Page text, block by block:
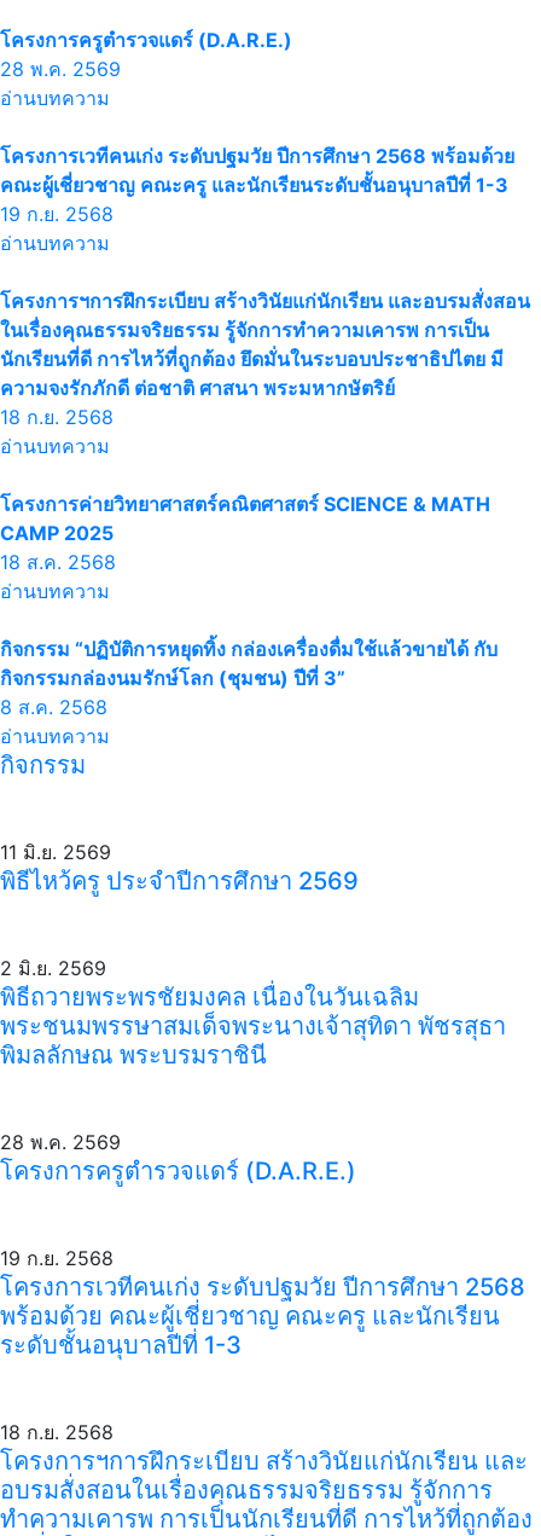
โครงการครูตำรวจแดร์ (D.A.R.E.)
28 พ.ค. 2569
อ่านบทความ
โครงการเวทีคนเก่ง ระดับปฐมวัย ปีการศึกษา 2568 พร้อมด้วย
คณะผู้เชี่ยวชาญ คณะครู และนักเรียนระดับชั้นอนุบาลปีที่ 1-3
19 ก.ย. 2568
อ่านบทความ
โครงการฯการฝึกระเบียบ สร้างวินัยแก่นักเรียน และอบรมสั่งสอน
ในเรื่องคุณธรรมจริยธรรม รู้จักการทำความเคารพ การเป็น
นักเรียนที่ดี การไหว้ที่ถูกต้อง ยึดมั่นในระบอบประชาธิปไตย มี
ความจงรักภักดี ต่อชาติ ศาสนา พระมหากษัตริย์
18 ก.ย. 2568
อ่านบทความ
โครงการค่ายวิทยาศาสตร์คณิตศาสตร์ SCIENCE & MATH
CAMP 2025
18 ส.ค. 2568
อ่านบทความ
กิจกรรม “ปฏิบัติการหยุดทิ้ง กล่องเครื่องดื่มใช้แล้วขายได้ กับ
กิจกรรมกล่องนมรักษ์โลก (ชุมชน) ปีที่ 3”
8 ส.ค. 2568
อ่านบทความ
กิจกรรม
11 มิ.ย. 2569
พิธีไหว้ครู ประจำปีการศึกษา 2569
2 มิ.ย. 2569
พิธีถวายพระพรชัยมงคล เนื่องในวันเฉลิม
พระชนมพรรษาสมเด็จพระนางเจ้าสุทิดา พัชรสุธา
พิมลลักษณ พระบรมราชินี
28 พ.ค. 2569
โครงการครูตำรวจแดร์ (D.A.R.E.)
19 ก.ย. 2568
โครงการเวทีคนเก่ง ระดับปฐมวัย ปีการศึกษา 2568
พร้อมด้วย คณะผู้เชี่ยวชาญ คณะครู และนักเรียน
ระดับชั้นอนุบาลปีที่ 1-3
18 ก.ย. 2568
โครงการฯการฝึกระเบียบ สร้างวินัยแก่นักเรียน และ
อบรมสั่งสอนในเรื่องคุณธรรมจริยธรรม รู้จักการ
ทำความเคารพ การเป็นนักเรียนที่ดี การไหว้ที่ถูกต้อง